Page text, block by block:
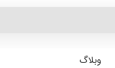
وبلاگ